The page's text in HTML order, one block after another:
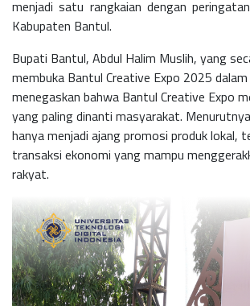
menjadi satu rangkaian dengan
Kabupaten Bantul.
Bupati Bantul, Abdul Halim Muslih, yang
membuka Bantul Creative Expo 2025
menegaskan bahwa Bantul Creative Expo
yang paling dinanti masyarakat.
hanya menjadi ajang promosi produk lokal,
transaksi ekonomi yang mampu
rakyat.